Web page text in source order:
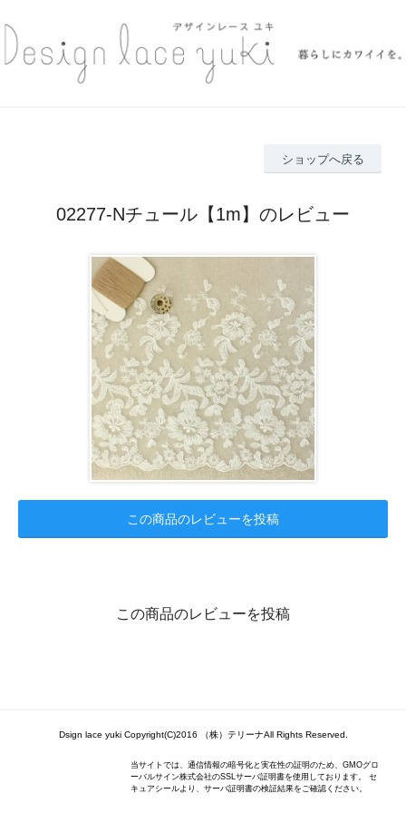
ショップへ戻る
02277-Nチュール【1m】のレビュー
この商品のレビューを投稿
この商品のレビューを投稿
Dsign lace yuki Copyright(C)2016 （株）テリーナAll Rights Reserved.
当サイトでは、通信情報の暗号化と実在性の証明のため、GMOグロ
ーバルサイン株式会社のSSLサーバ証明書を使用しております。 セ
キュアシールより、サーバ証明書の検証結果をご確認ください。